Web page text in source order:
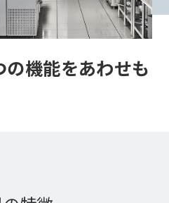
機能をあわせも